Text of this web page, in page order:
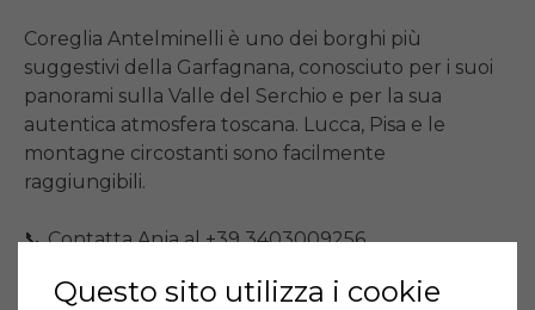
Coreglia Antelminelli è uno dei borghi più
suggestivi della Garfagnana, conosciuto per i suoi
panorami sulla Valle del Serchio e per la sua
autentica atmosfera toscana. Lucca, Pisa e le
montagne circostanti sono facilmente
raggiungibili.
📞 Contatta Anja al +39 3403009256.
Questo sito utilizza i cookie